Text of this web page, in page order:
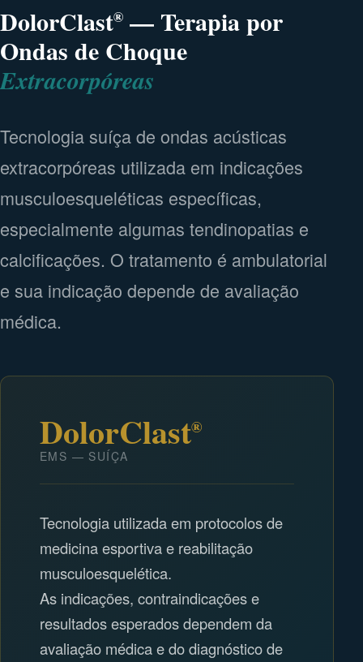
DolorClast® — Terapia por
Ondas de Choque
Extracorpóreas
Tecnologia suíça de ondas acústicas
extracorpóreas utilizada em indicações
musculoesqueléticas específicas,
especialmente algumas tendinopatias e
calcificações. O tratamento é ambulatorial
e sua indicação depende de avaliação
médica.
DolorClast®
EMS — SUÍÇA
Tecnologia utilizada em protocolos de
medicina esportiva e reabilitação
musculoesquelética.
As indicações, contraindicações e
resultados esperados dependem da
avaliação médica e do diagnóstico de